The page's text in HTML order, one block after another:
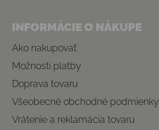
INFORMÁCIE O NÁKUPE
Ako nakupovať
Možnosti platby
Doprava tovaru
Všeobecné obchodné podmienky
Vrátenie a reklamácia tovaru